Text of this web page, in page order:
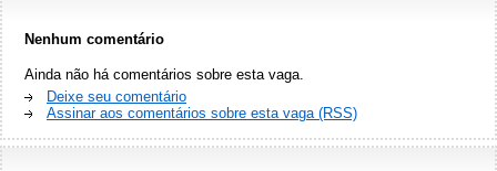
Nenhum comentário
Ainda não há comentários sobre esta vaga.
Deixe seu comentário
Assinar aos comentários sobre esta vaga (RSS)